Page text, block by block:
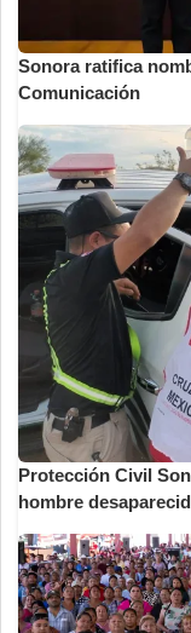
Sonora ratifica
Comunicación
Protección Civil
hombre